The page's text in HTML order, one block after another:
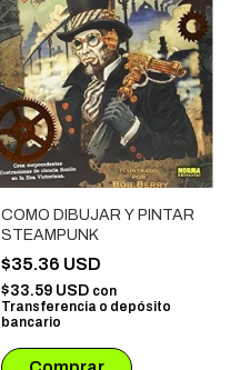
COMO DIBUJAR Y PINTAR
STEAMPUNK
$35.36 USD
$33.59 USD con
Transferencia o depósito
bancario